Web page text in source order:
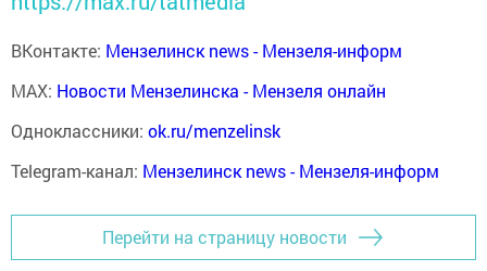
ВКонтакте: Мензелинск news - Мензеля-информ
MAX: Новости Мензелинска - Мензеля онлайн
Одноклассники: ok.ru/menzelinsk
Telegram-канал: Мензелинск news - Мензеля-информ
Перейти на страницу новости